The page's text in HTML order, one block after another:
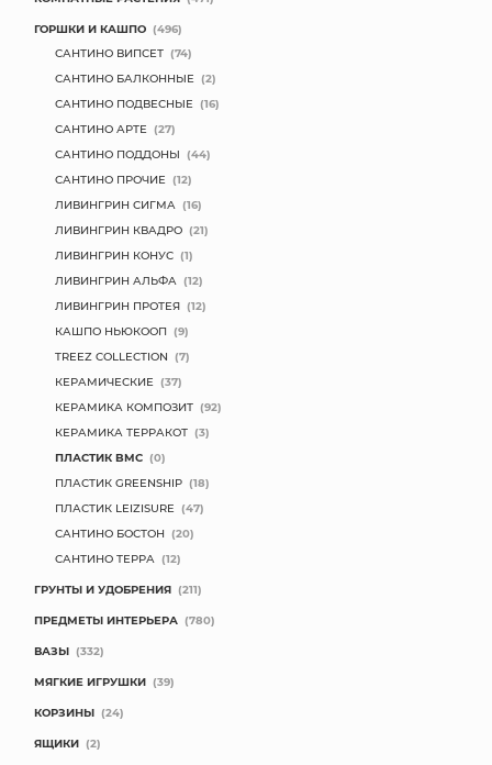
СУНДУКИ
ИСКУССТВЕННЫЕ ЦВЕТЫ
ПАКЕТЫ И СУМКИ
ПОДАРОЧНЫЕ КАРТЫ
ТОРГОВЫЙ ЦЕНТР
КОНТАКТЫ
ГОРШКИ И КАШПО (496)
САНТИНО ВИПСЕТ (74)
САНТИНО БАЛКОННЫЕ (2)
САНТИНО ПОДВЕСНЫЕ (16)
САНТИНО АРТЕ (27)
САНТИНО ПОДДОНЫ (44)
САНТИНО ПРОЧИЕ (12)
ЛИВИНГРИН СИГМА (16)
ЛИВИНГРИН КВАДРО (21)
ЛИВИНГРИН КОНУС (1)
ЛИВИНГРИН АЛЬФА (12)
ЛИВИНГРИН ПРОТЕЯ (12)
КАШПО НЬЮКООП (9)
TREEZ COLLECTION (7)
КЕРАМИЧЕСКИЕ (37)
КЕРАМИКА КОМПОЗИТ (92)
КЕРАМИКА ТЕРРАКОТ (3)
ПЛАСТИК BMC (0)
ПЛАСТИК GREENSHIP (18)
ПЛАСТИК LEIZISURE (47)
САНТИНО БОСТОН (20)
САНТИНО ТЕРРА (12)
ГРУНТЫ И УДОБРЕНИЯ (211)
ПРЕДМЕТЫ ИНТЕРЬЕРА (780)
ВАЗЫ (332)
МЯГКИЕ ИГРУШКИ (39)
КОРЗИНЫ (24)
ЯЩИКИ (2)